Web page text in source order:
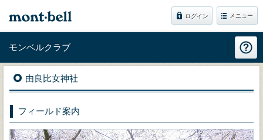
ログイン メニュー
モンベルクラブ
由良比女神社
フィールド案内